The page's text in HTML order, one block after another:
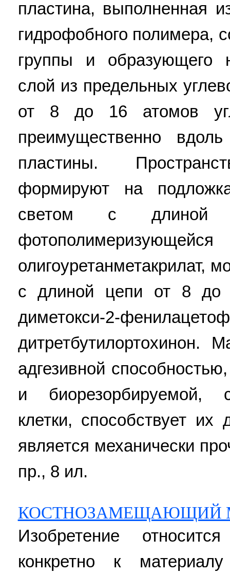
пластина, выполненная
гидрофобного полимера,
группы и образующего
слой из предельных
от 8 до 16 атомов
преимущественно
пластины.
формируют на
светом с
олигоуретанметакрилат,
с длиной цепи от 8 до
диметокси-2-
дитретбутилортохинон.
адгезивной
и биорезорбируемой,
клетки, способствует
является механически
пр., 8 ил.
КОСТНОЗАМЕЩАЮЩИЙ
Изобретение
конкретно к